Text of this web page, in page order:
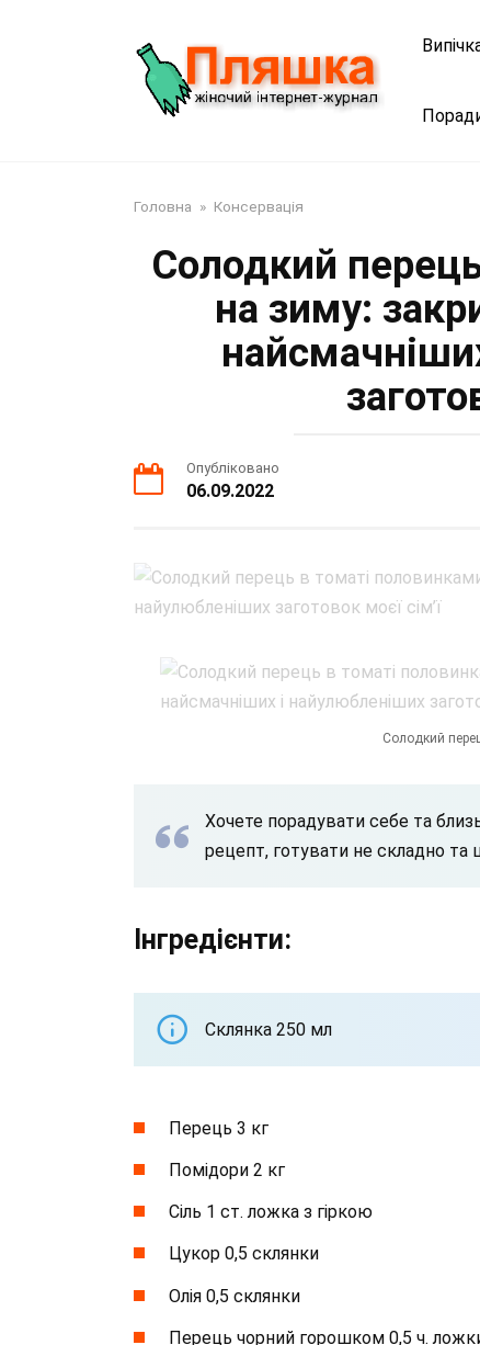
Головна » Консервація
Солодкий
на зиму:
Опубліковано
06.09.2022
Солодкий
Хочете порадувати себе та
рецепт, готувати не складно
Інгредієнти:
Склянка 250 мл
Перець 3 кг
Помідори 2 кг
Сіль 1 ст. ложка з гіркою
Цукор 0,5 склянки
Олія 0,5 склянки
Перець чорний горошком 0,5 ч.